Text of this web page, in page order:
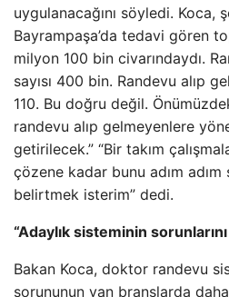
uygulanacağını söyledi. Koca,
Bayrampaşa’da tedavi gören
milyon 100 bin civarındaydı.
sayısı 400 bin. Randevu alıp
110. Bu doğru değil.
randevu alıp gelmeyenlere
getirilecek.” “Bir takım
çözene kadar bunu adım
belirtmek isterim” dedi.
“Adaylık sisteminin
Bakan Koca, doktor randevu
sorununun yan branşlarda daha